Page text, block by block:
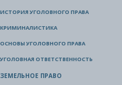
ИСТОРИЯ УГОЛОВНОГО ПРАВА
КРИМИНАЛИСТИКА
ОСНОВЫ УГОЛОВНОГО ПРАВА
УГОЛОВНАЯ ОТВЕТСТВЕННОСТЬ
ЗЕМЕЛЬНОЕ ПРАВО